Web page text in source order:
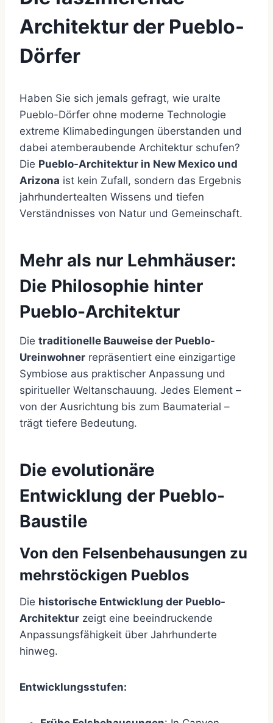
Architektur der Pueblo-
Dörfer
Haben Sie sich jemals gefragt, wie uralte
Pueblo-Dörfer ohne moderne Technologie
extreme Klimabedingungen überstanden und
dabei atemberaubende Architektur schufen?
Die Pueblo-Architektur in New Mexico und
Arizona ist kein Zufall, sondern das Ergebnis
jahrhundertealten Wissens und tiefen
Verständnisses von Natur und Gemeinschaft.
Mehr als nur Lehmhäuser:
Die Philosophie hinter
Pueblo-Architektur
Die traditionelle Bauweise der Pueblo-
Ureinwohner repräsentiert eine einzigartige
Symbiose aus praktischer Anpassung und
spiritueller Weltanschauung. Jedes Element –
von der Ausrichtung bis zum Baumaterial –
trägt tiefere Bedeutung.
Die evolutionäre
Entwicklung der Pueblo-
Baustile
Von den Felsenbehausungen zu
mehrstöckigen Pueblos
Die historische Entwicklung der Pueblo-
Architektur zeigt eine beeindruckende
Anpassungsfähigkeit über Jahrhunderte
hinweg.
Entwicklungsstufen: